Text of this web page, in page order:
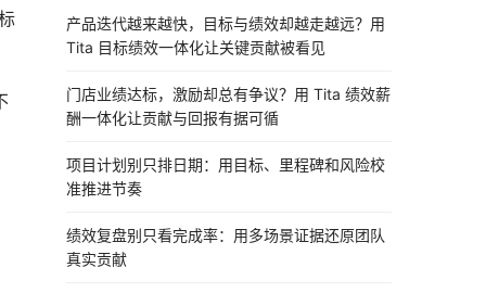
产品迭代越来越快，目标与绩效却越走越远？用
Tita 目标绩效一体化让关键贡献被看见
门店业绩达标，激励却总有争议？用 Tita 绩效薪
酬一体化让贡献与回报有据可循
项目计划别只排日期：用目标、里程碑和风险校
准推进节奏
绩效复盘别只看完成率：用多场景证据还原团队
真实贡献